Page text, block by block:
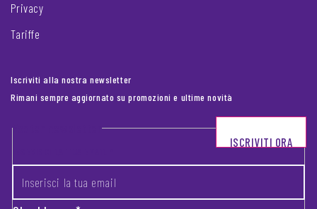
Privacy
Tariffe
Iscriviti alla nostra newsletter
Rimani sempre aggiornato su promozioni e ultime novità
Footer newsletter
ISCRIVITI ORA